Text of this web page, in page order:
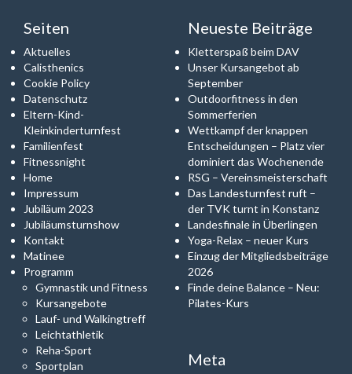
Seiten
Aktuelles
Calisthenics
Cookie Policy
Datenschutz
Eltern-Kind-
Kleinkinderturnfest
Familienfest
Fitnessnight
Home
Impressum
Jubiläum 2023
Jubiläumsturnshow
Kontakt
Matinee
Programm
Gymnastik und Fitness
Kursangebote
Lauf- und Walkingtreff
Leichtathletik
Reha-Sport
Sportplan
Neueste Beiträge
Kletterspaß beim DAV
Unser Kursangebot ab
September
Outdoorfitness in den
Sommerferien
Wettkampf der knappen
Entscheidungen – Platz vier
dominiert das Wochenende
RSG – Vereinsmeisterschaft
Das Landesturnfest ruft –
der TVK turnt in Konstanz
Landesfinale in Überlingen
Yoga-Relax – neuer Kurs
Einzug der Mitgliedsbeiträge
2026
Finde deine Balance – Neu:
Pilates-Kurs
Meta